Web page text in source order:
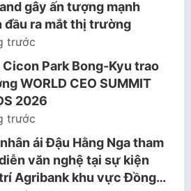
gây ấn tượng mạnh
đầu ra mắt thị trường
trước
Park Bong-Kyu trao
WORLD CEO SUMMIT
2026
trước
ái Đậu Hằng Nga tham
văn nghệ tại sự kiện
Agribank khu vực Đồng…